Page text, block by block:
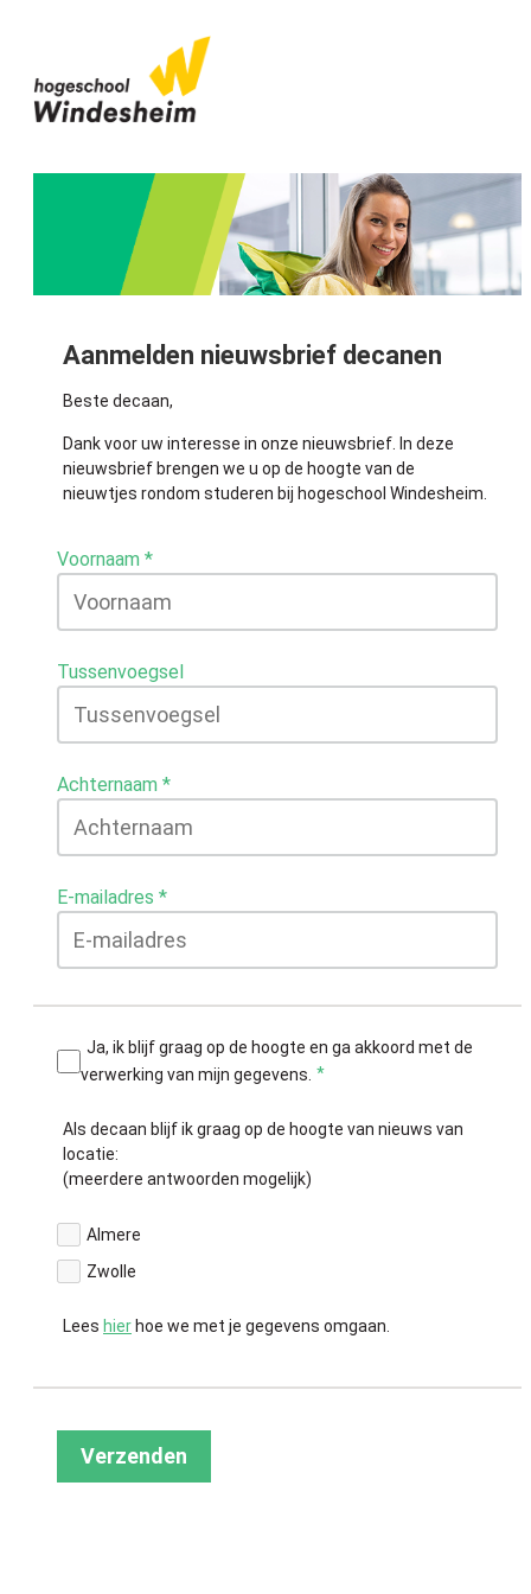
Aanmelden nieuwsbrief decanen
Beste decaan,
Dank voor uw interesse in onze nieuwsbrief. In deze
nieuwsbrief brengen we u op de hoogte van de
nieuwtjes rondom studeren bij hogeschool Windesheim.
Voornaam
Tussenvoegsel
Achternaam
E-mailadres
Ja, ik blijf graag op de hoogte en ga akkoord met de
verwerking van mijn gegevens.
Als decaan blijf ik graag op de hoogte van nieuws van
locatie:
(meerdere antwoorden mogelijk)
Almere
Zwolle
Lees hier hoe we met je gegevens omgaan.
Verzenden